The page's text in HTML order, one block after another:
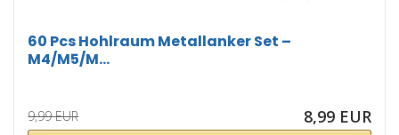
60 Pcs Hohlraum Metallanker Set –
M4/M5/M...
9,99 EUR 8,99 EUR